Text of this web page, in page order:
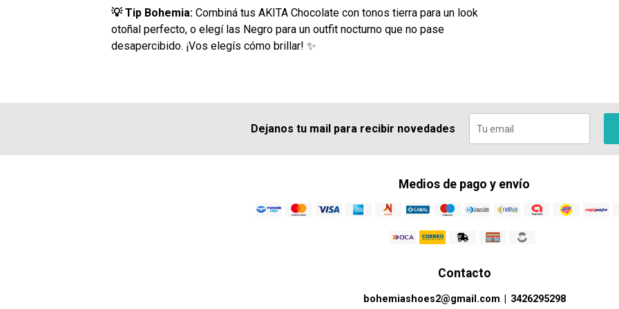
💡 Tip Bohemia: Combiná tus AKITA Chocolate con tonos tierra para un look
otoñal perfecto, o elegí las Negro para un outfit nocturno que no pase
desapercibido. ¡Vos elegís cómo brillar! ✨
Dejanos tu mail para recibir novedades
Medios de pago y envío
Contacto
bohemiashoes2@gmail.com 3426295298